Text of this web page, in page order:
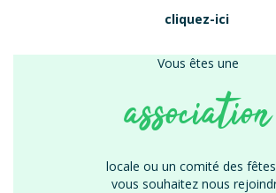
cliquez-ici
Vous êtes une
association
locale ou un comité des
vous souhaitez nous